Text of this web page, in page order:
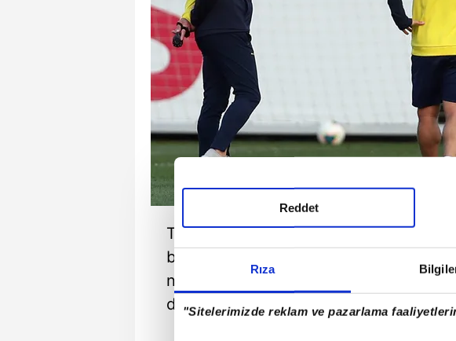
Rıza
"Sitelerimizde reklam ve pazarlama
Reddet
Teknik heyet, Galatasaray'ın 9 maçlık
bitirmek için evinde mutlaka galip
nedenle maça hızlı başlayıp bölüm
düşünüyor.